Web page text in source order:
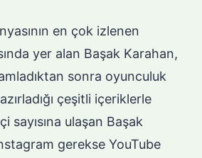
en çok izlenen
yer alan Başak Karahan,
sonra oyunculuk
çeşitli içeriklerle
sayısına ulaşan Başak
gerekse YouTube